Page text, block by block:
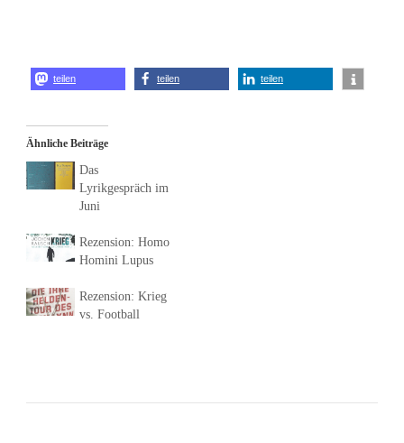
teilen teilen teilen
Ähnliche Beiträge
Das
Lyrikgespräch im
Juni
Rezension: Homo
Homini Lupus
Rezension: Krieg
vs. Football